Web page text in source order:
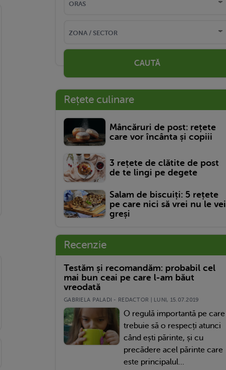
CAUTĂ
Rețete culinare
Mâncăruri de post: rețete
care vor încânta și copiii
3 rețete de clătite de post
de te lingi pe degete
Salam de biscuiți: 5 rețete
pe care nici să vrei nu le vei
greși
Recenzie
Testăm și recomandăm: probabil cel
mai bun ceai pe care l-am băut
vreodată
GABRIELA PALADI - REDACTOR | LUNI, 15.07.2019
O regulă importantă pe care
trebuie să o respecți atunci
când ești părinte, și cu
precădere acel părinte care
este principalul...